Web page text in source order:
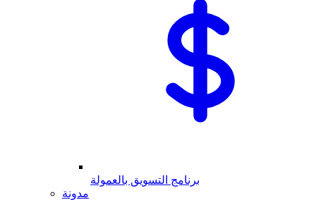
برنامج التسويق بالعمولة
مدونة